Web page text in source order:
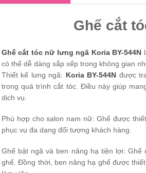
Ghế cắt
Ghế cắt tóc nữ lưng ngã Koria BY-544N
có thể dễ dàng sắp xếp trong không gian
Thiết kế lưng ngã: Koria BY-544N được
trong quá trình cắt tóc. Điều này giúp
dịch vụ.
Phù hợp cho salon nam nữ: Ghế được
phục vụ đa dạng đối tượng khách hàng.
Ghế bật ngã và ben nâng hạ tiện lợi:
ghế. Đồng thời, ben nâng hạ ghế được